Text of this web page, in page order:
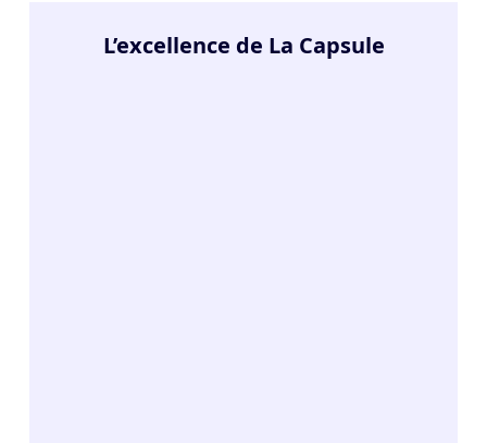
L’excellence de La Capsule